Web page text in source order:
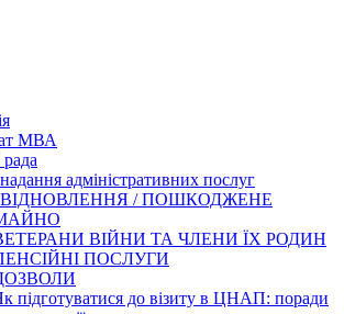
МВА
адміністративних послуг
/ ПОШКОДЖЕНЕ
ВІЙНИ ТА ЧЛЕНИ ЇХ РОДИН
ПОСЛУГИ
підготуватися до візиту в ЦНАП: поради